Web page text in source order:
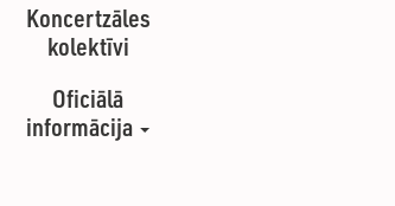
Koncertzāles
kolektīvi
Oficiālā
informācija